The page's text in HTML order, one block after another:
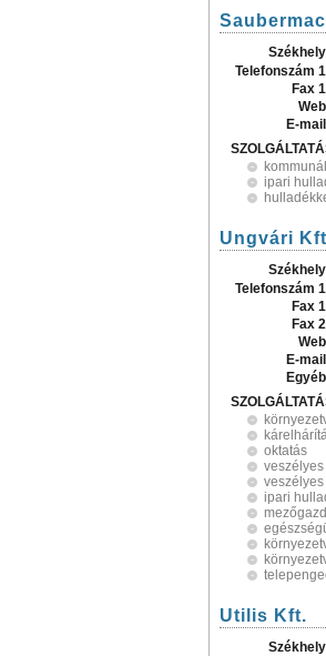
Telefonszám
Fax
E-
ipari
Ungvári
Telefonszám
Fax
Fax
E-
oktatás
ipari
Utilis Kft.